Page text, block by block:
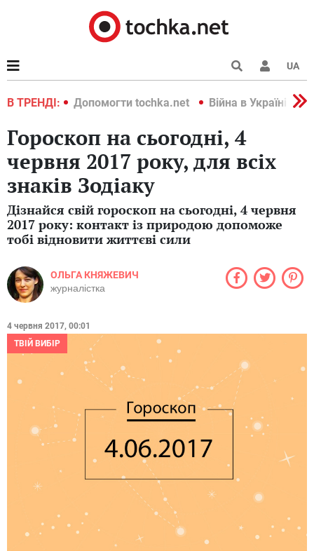
UA
В ТРЕНДІ:
2022 Допомогти tochka.net Війна в Україні 2022
Гороскоп на сьогодні, 4
червня 2017 року, для всіх
знаків Зодіаку
Дізнайся свій гороскоп на сьогодні, 4 червня
2017 року: контакт із природою допоможе
тобі відновити життєві сили
ОЛЬГА КНЯЖЕВИЧ
журналістка
4 червня 2017, 00:01
ТВІЙ ВИБІР